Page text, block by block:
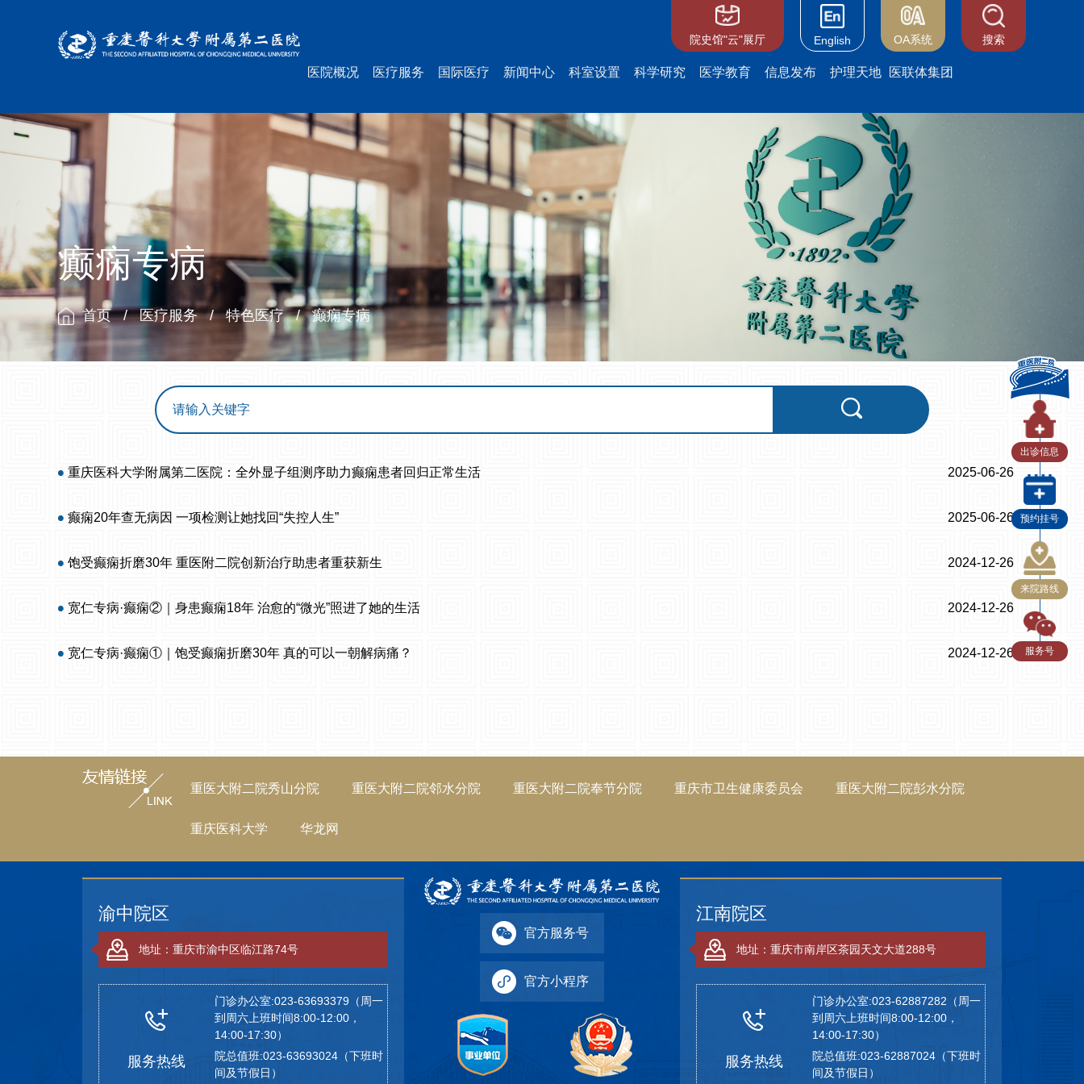
搜索
OA系统
English
院史馆"云"展厅
医院概况 医疗服务 国际医疗 新闻中心 科室设置 科学研究 医学教育 信息发布 护理天地 医联体集团
癫痫专病
首页 / 医疗服务 / 特色医疗 / 癫痫专病
重庆医科大学附属第二医院：全外显子组测序助力癫痫患者回归正常生活 2025-06-26
癫痫20年查无病因 一项检测让她找回“失控人生” 2025-06-26
饱受癫痫折磨30年 重医附二院创新治疗助患者重获新生 2024-12-26
宽仁专病·癫痫②｜身患癫痫18年 治愈的“微光”照进了她的生活 2024-12-26
宽仁专病·癫痫①｜饱受癫痫折磨30年 真的可以一朝解病痛？ 2024-12-26
重医大附二院秀山分院 重医大附二院邻水分院 重医大附二院奉节分院 重庆市卫生健康委员会 重医大附二院彭水分院
重庆医科大学 华龙网
渝中院区
地址：重庆市渝中区临江路74号
服务热线
门诊办公室:023-63693379（周一
到周六上班时间8:00-12:00，
14:00-17:30）
院总值班:023-63693024（下班时
间及节假日）
官方服务号
官方小程序
江南院区
地址：重庆市南岸区茶园天文大道288号
服务热线
门诊办公室:023-62887282（周一
到周六上班时间8:00-12:00，
14:00-17:30）
院总值班:023-62887024（下班时
间及节假日）
出诊信息
预约挂号
来院路线
服务号